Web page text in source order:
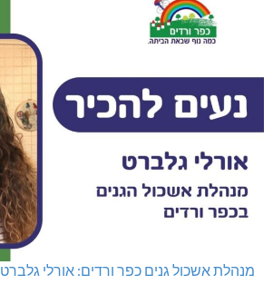
מנהלת אשכול גנים כפר ורדים: אורלי גלברט